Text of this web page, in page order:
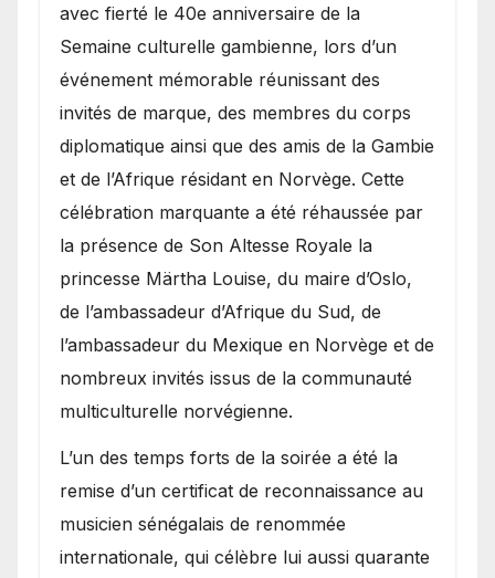
avec fierté le 40e anniversaire de la
Semaine culturelle gambienne, lors d’un
événement mémorable réunissant des
invités de marque, des membres du corps
diplomatique ainsi que des amis de la Gambie
et de l’Afrique résidant en Norvège. Cette
célébration marquante a été réhaussée par
la présence de Son Altesse Royale la
princesse Märtha Louise, du maire d’Oslo,
de l’ambassadeur d’Afrique du Sud, de
l’ambassadeur du Mexique en Norvège et de
nombreux invités issus de la communauté
multiculturelle norvégienne.
​L’un des temps forts de la soirée a été la
remise d’un certificat de reconnaissance au
musicien sénégalais de renommée
internationale, qui célèbre lui aussi quarante